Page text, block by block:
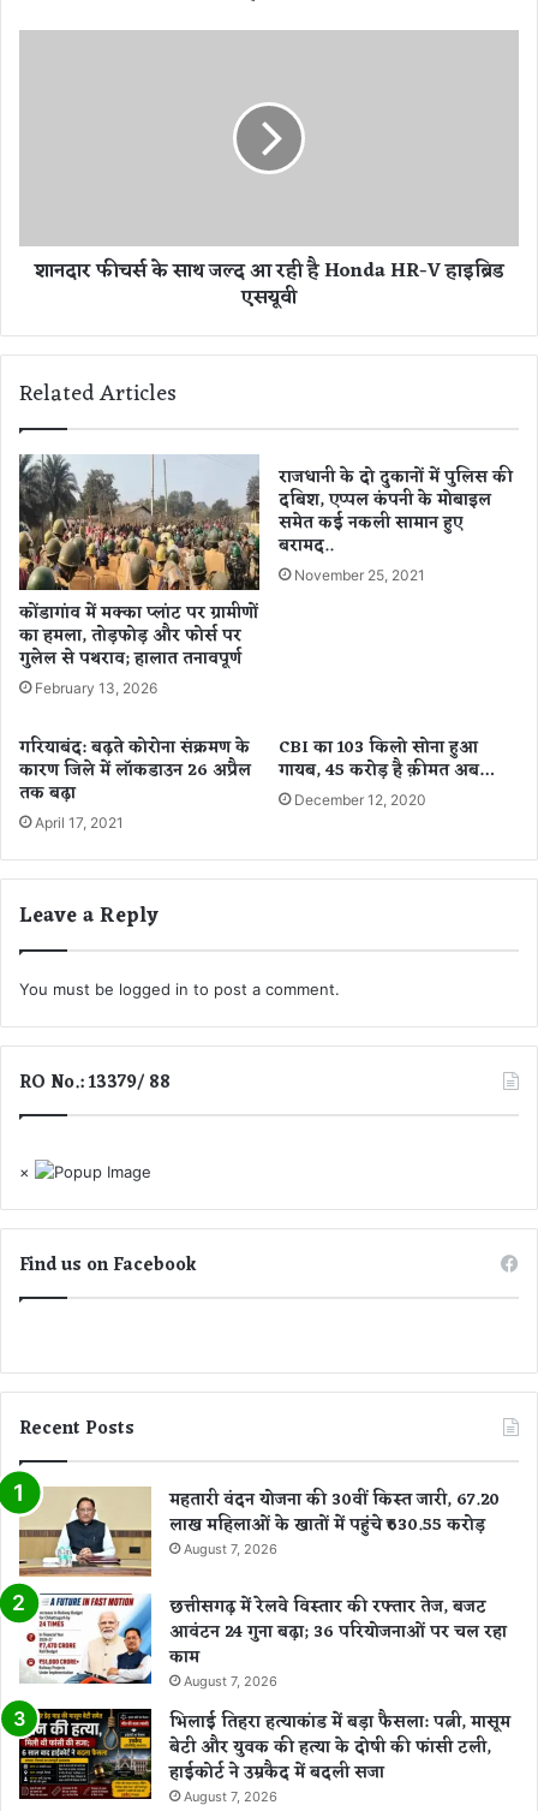
क
द
गे
बैं
क
सा
ही
o
n
d
a
H
-
V
हा
इ
ड
ए
स
यू
शानदार फीचर्स के साथ जल्द आ रही है Honda HR-V हाइब्रिड
एसयूवी
Related Articles
कोंडागांव में मक्का प्लांट पर ग्रामीणों
का हमला, तोड़फोड़ और फोर्स पर
गुलेल से पथराव; हालात तनावपूर्ण
February 13, 2026
राजधानी के दो दुकानों में पुलिस की
दबिश, एप्पल कंपनी के मोबाइल
समेत कई नकली सामान हुए
बरामद..
November 25, 2021
गरियाबंद: बढ़ते कोरोना संक्रमण के
कारण जिले में लॉकडाउन 26 अप्रैल
तक बढ़ा
April 17, 2021
CBI का 103 किलो सोना हुआ
गायब, 45 करोड़ है क़ीमत अब…
December 12, 2020
Leave a Reply
You must be logged in to post a comment.
RO No.: 13379/ 88
×
Find us on Facebook
Recent Posts
महतारी वंदन योजना की 30वीं किस्त जारी, 67.20
लाख महिलाओं के खातों में पहुंचे ₹630.55 करोड़
August 7, 2026
छत्तीसगढ़ में रेलवे विस्तार की रफ्तार तेज, बजट
आवंटन 24 गुना बढ़ा; 36 परियोजनाओं पर चल रहा
काम
August 7, 2026
भिलाई तिहरा हत्याकांड में बड़ा फैसला: पत्नी, मासूम
बेटी और युवक की हत्या के दोषी की फांसी टली,
हाईकोर्ट ने उम्रकैद में बदली सजा
August 7, 2026